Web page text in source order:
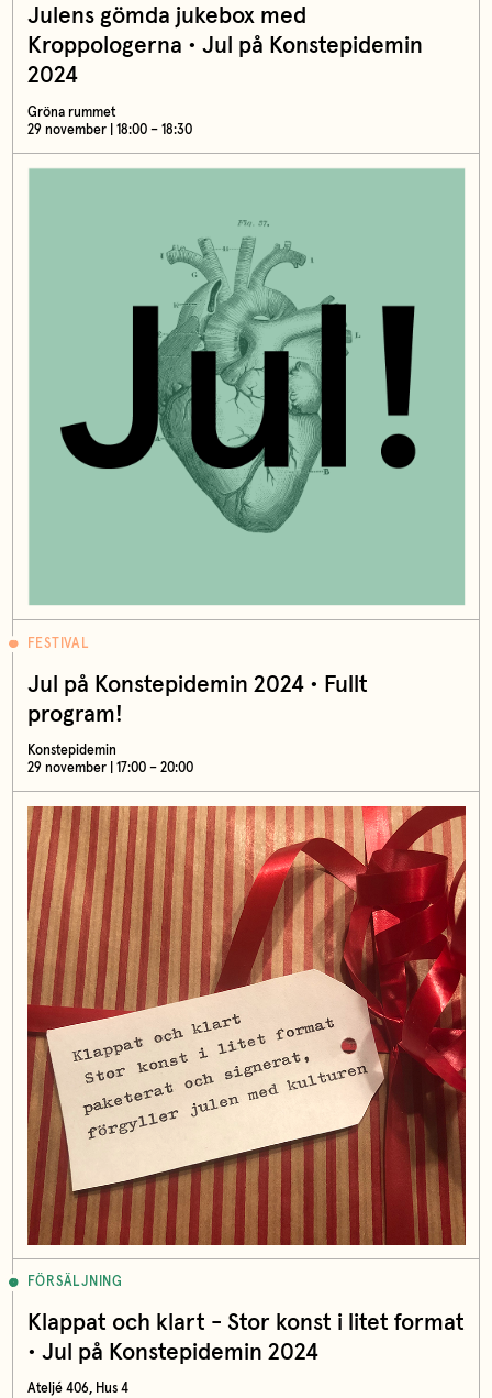
Julens gömda jukebox med
Kroppologerna • Jul på Konstepidemin
2024
Gröna rummet
29 november | 18:00 – 18:30
FESTIVAL
Jul på Konstepidemin 2024 • Fullt
program!
Konstepidemin
29 november | 17:00 – 20:00
FÖRSÄLJNING
Klappat och klart - Stor konst i litet format
• Jul på Konstepidemin 2024
Ateljé 406, Hus 4